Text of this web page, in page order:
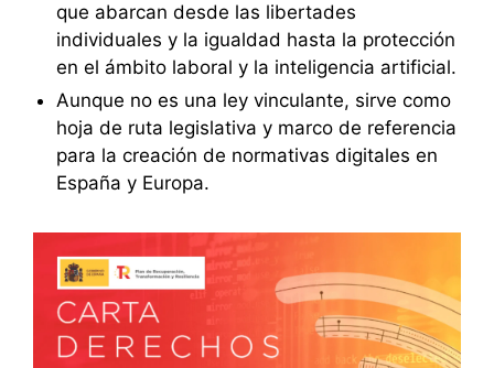
que abarcan desde las libertades
individuales y la igualdad hasta la protección
en el ámbito laboral y la inteligencia artificial.
Aunque no es una ley vinculante, sirve como
hoja de ruta legislativa y marco de referencia
para la creación de normativas digitales en
España y Europa.